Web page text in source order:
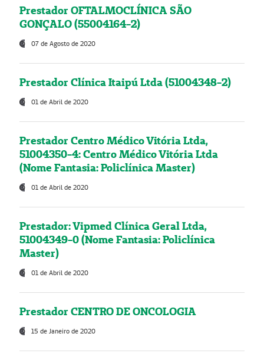
Prestador OFTALMOCLÍNICA SÃO
GONÇALO (55004164-2)
07 de Agosto de 2020
Prestador Clínica Itaipú Ltda (51004348-2)
01 de Abril de 2020
Prestador Centro Médico Vitória Ltda,
51004350-4: Centro Médico Vitória Ltda
(Nome Fantasia: Policlínica Master)
01 de Abril de 2020
Prestador: Vipmed Clínica Geral Ltda,
51004349-0 (Nome Fantasia: Policlínica
Master)
01 de Abril de 2020
Prestador CENTRO DE ONCOLOGIA
15 de Janeiro de 2020